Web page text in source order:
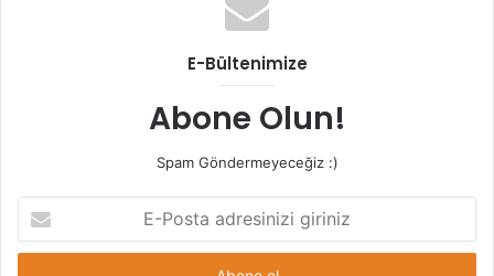
E-Bültenimize
Abone Olun!
Spam Göndermeyeceğiz :)
Posta
adresinizi